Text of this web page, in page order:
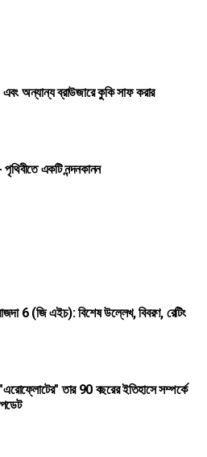
অন্যান্য ব্রাউজারে কুকি সাফ করার
পৃথিবীতে একটি নন্দনকানন
6 (জি এইচ): বিশেষ উল্লেখ, বিবরণ, রেটিং
তার 90 বছরের ইতিহাসে সম্পর্কে